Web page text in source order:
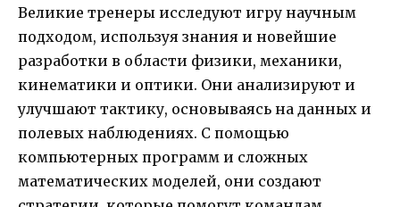
Великие тренеры исследуют игру научным
подходом, используя знания и новейшие
разработки в области физики, механики,
кинематики и оптики. Они анализируют и
улучшают тактику, основываясь на данных и
полевых наблюдениях. С помощью
компьютерных программ и сложных
математических моделей, они создают